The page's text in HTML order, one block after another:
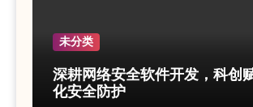
未分类
深耕网络安全软件开发，科创
化安全防护